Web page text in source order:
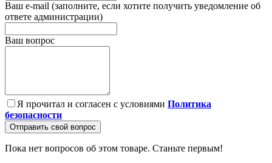
Ваш e-mail (заполните, если хотите получить уведомление об
ответе администрации)
Ваш вопрос
Я прочитал и согласен с условиями Политика
безопасности
Отправить свой вопрос
Пока нет вопросов об этом товаре. Станьте первым!